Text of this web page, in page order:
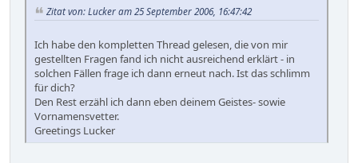
Zitat von: Lucker am 25 September 2006, 16:47:42
Ich habe den kompletten Thread gelesen, die von mir
gestellten Fragen fand ich nicht ausreichend erklärt - in
solchen Fällen frage ich dann erneut nach. Ist das schlimm
für dich?
Den Rest erzähl ich dann eben deinem Geistes- sowie
Vornamensvetter.
Greetings Lucker